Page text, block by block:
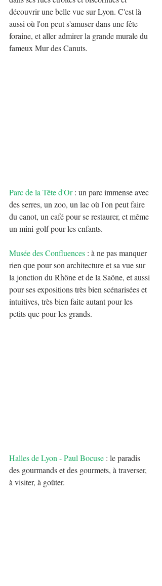
découvrir une belle vue sur Lyon. C'est là
aussi où l'on peut s'amuser dans une fête
foraine, et aller admirer la grande murale du
fameux Mur des Canuts.
Parc de la Tête d'Or : un parc immense avec
des serres, un zoo, un lac où l'on peut faire
du canot, un café pour se restaurer, et même
un mini-golf pour les enfants.
Musée des Confluences : à ne pas manquer
rien que pour son architecture et sa vue sur
la jonction du Rhône et de la Saône, et aussi
pour ses expositions très bien scénarisées et
intuitives, très bien faite autant pour les
petits que pour les grands.
Halles de Lyon - Paul Bocuse : le paradis
des gourmands et des gourmets, à traverser,
à visiter, à goûter.